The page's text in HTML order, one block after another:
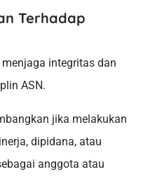
Terhadap
integritas dan
ASN.
jika melakukan
dipidana, atau
anggota atau